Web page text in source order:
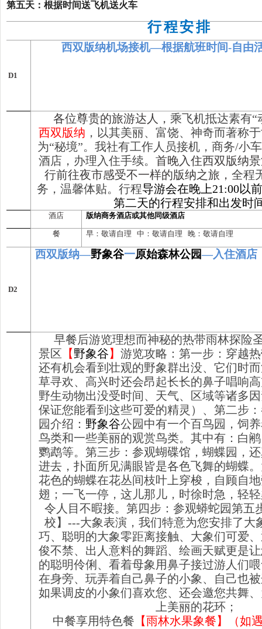
第五天：根据时间送飞机送火车
行程安排
D1
西双版纳机场接机—根据航班时间-自由
各位尊贵的旅游达人， 乘飞机抵达素有“
西双版纳 ，以其美丽、富饶、神奇而著称
为“秘境”。我社有工作人员接机，商务/小
酒店，办理入住手续。首晚入住西双版纳
行前往夜市感受不一样的版纳之旅，全程
务，温馨体贴。行程导游会在晚上21:00以
第二天的行程安排和出发时
酒店 版纳商务酒店或其他同级酒店
餐 早：敬请自理 中：敬请自理 晚：敬请自理
D2
西双版纳—野象谷一原始森林公园—入住酒店
早餐后游览理想而神秘的热带雨林探险
景区 【野象谷】游览攻略：第一步：穿越
还有机会看到壮观的野象群出没、它们时
草寻欢、高兴时还会昂起长长的鼻子唱响
野生动物出没受时间、天气、区域等诸多
保证您能看到这些可爱的精灵）、第二步
园介绍： 野象谷公园中有一个百鸟园，饲
鸟类和一些美丽的观赏鸟类。其中有：白
鹦鹉等。第三步：参观蝴碟馆，蝴蝶园，
进去，扑面所见满眼皆是各色飞舞的蝴蝶
花色的蝴蝶在花丛间枝叶上穿梭，自顾自
翅；一飞一停，这儿那儿，时徐时急，轻
令人目不暇接。第四步：参观蟒蛇园第五
校】---大象表演，我们特意为您安排了大
巧、聪明的大象零距离接触、大象们可爱
俊不禁、出人意料的舞蹈、绘画天赋更是
的聪明伶俐、看着母象用鼻子接过游人们
在身旁、玩弄着自己鼻子的小象、自己也
如果调皮的小象们喜欢您、还会邀您共舞
上美丽的花环；
中餐享用特色餐 【雨林水果象餐】
（如